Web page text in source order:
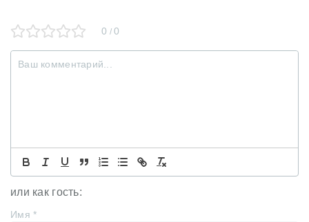
0 /0
или как гость:
Имя *